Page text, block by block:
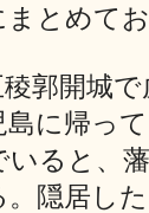
とめてお
郭開城
島に帰っ
ると、
。隠居し